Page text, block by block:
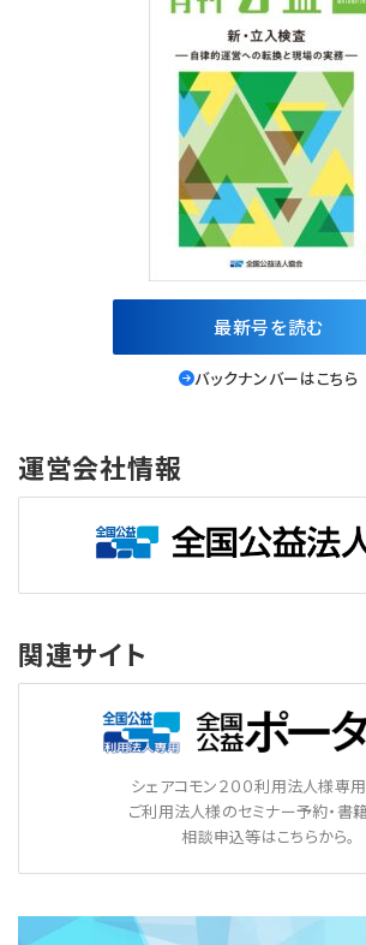
最新号を読む
バックナンバーはこちら
運営会社情報
関連サイト
シェアコモン２００利用法人様専
ご利用法人様のセミナー予約・書
相談申込等はこちらから。